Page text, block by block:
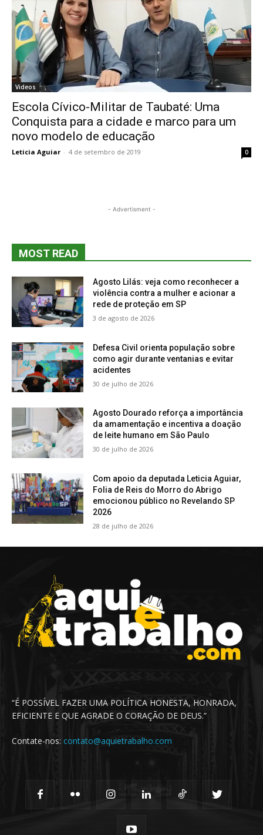
Videos
Escola Cívico-Militar de Taubaté: Uma
Conquista para a cidade e marco para um
novo modelo de educação
Leticia Aguiar - 4 de setembro de 2019 0
- Advertisment -
MOST READ
Agosto Lilás: veja como reconhecer a
violência contra a mulher e acionar a
rede de proteção em SP
3 de agosto de 2026
Defesa Civil orienta população sobre
como agir durante ventanias e evitar
acidentes
30 de julho de 2026
Agosto Dourado reforça a importância
da amamentação e incentiva a doação
de leite humano em São Paulo
30 de julho de 2026
Com apoio da deputada Leticia Aguiar,
Folia de Reis do Morro do Abrigo
emocionou público no Revelando SP
2026
28 de julho de 2026
“É POSSÍVEL FAZER UMA POLÍTICA HONESTA, HONRADA,
EFICIENTE E QUE AGRADE O CORAÇÃO DE DEUS.”
Contate-nos: contato@aquietrabalho.com